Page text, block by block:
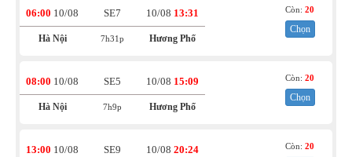
06:00 10/08
Hà Nội
SE7
7h31p
10/08 13:31
Hương Phố
Còn:20
Chọn
08:00 10/08
Hà Nội
SE5
7h9p
10/08 15:09
Hương Phố
Còn:20
Chọn
13:00 10/08 SE9 10/08 20:24 Còn:20